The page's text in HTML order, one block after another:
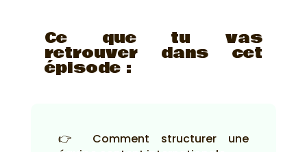
Ce que tu vas
retrouver dans cet
épisode :
👉 Comment structurer une